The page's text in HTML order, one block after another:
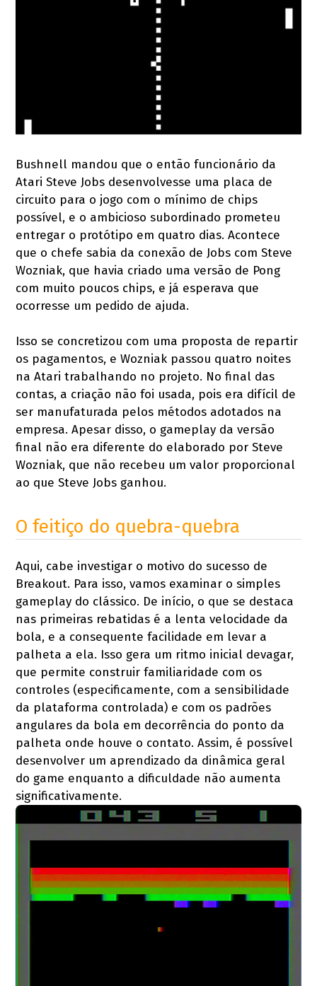
Bushnell mandou que o então funcionário da
Atari Steve Jobs desenvolvesse uma placa de
circuito para o jogo com o mínimo de chips
possível, e o ambicioso subordinado prometeu
entregar o protótipo em quatro dias. Acontece
que o chefe sabia da conexão de Jobs com Steve
Wozniak, que havia criado uma versão de Pong
com muito poucos chips, e já esperava que
ocorresse um pedido de ajuda.
Isso se concretizou com uma proposta de repartir
os pagamentos, e Wozniak passou quatro noites
na Atari trabalhando no projeto. No final das
contas, a criação não foi usada, pois era difícil de
ser manufaturada pelos métodos adotados na
empresa. Apesar disso, o gameplay da versão
final não era diferente do elaborado por Steve
Wozniak, que não recebeu um valor proporcional
ao que Steve Jobs ganhou.
O feitiço do quebra-quebra
Aqui, cabe investigar o motivo do sucesso de
Breakout. Para isso, vamos examinar o simples
gameplay do clássico. De início, o que se destaca
nas primeiras rebatidas é a lenta velocidade da
bola, e a consequente facilidade em levar a
palheta a ela. Isso gera um ritmo inicial devagar,
que permite construir familiaridade com os
controles (especificamente, com a sensibilidade
da plataforma controlada) e com os padrões
angulares da bola em decorrência do ponto da
palheta onde houve o contato. Assim, é possível
desenvolver um aprendizado da dinâmica geral
do game enquanto a dificuldade não aumenta
significativamente.